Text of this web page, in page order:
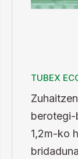
TUBEX
berotegi-
1,2m-ko
bridaduna